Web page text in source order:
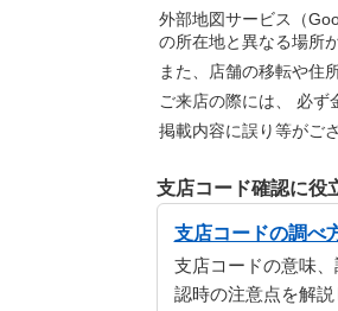
外部地図サービス（
の所在地と異なる場所
また、店舗の移転や住
ご来店の際には、 必ず
掲載内容に誤り等がご
支店コード確認に役
支店コードの調べ
支店コードの意味
認時の注意点を解説